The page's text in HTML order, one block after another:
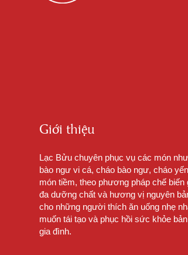
Giới thiệu
Lạc Bửu chuyên phục vụ các món
bào ngư vi cá, cháo bào ngư, cháo
món tiềm, theo phương pháp chế biến
đa dưỡng chất và hương vị nguyên
cho những người thích ăn uống nhẹ
muốn tái tạo và phục hồi sức khỏe
gia đình.